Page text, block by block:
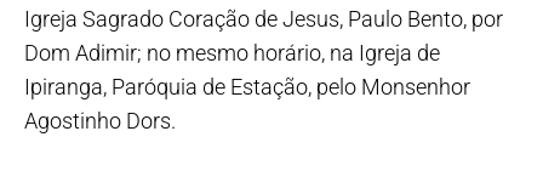
Igreja Sagrado Coração de Jesus, Paulo Bento, por
Dom Adimir; no mesmo horário, na Igreja de
Ipiranga, Paróquia de Estação, pelo Monsenhor
Agostinho Dors.